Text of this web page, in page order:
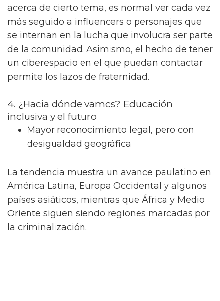
acerca de cierto tema, es normal ver cada vez
más seguido a influencers o personajes que
se internan en la lucha que involucra ser parte
de la comunidad. Asimismo, el hecho de tener
un ciberespacio en el que puedan contactar
permite los lazos de fraternidad.
4. ¿Hacia dónde vamos? Educación
inclusiva y el futuro
Mayor reconocimiento legal, pero con
desigualdad geográfica
La tendencia muestra un avance paulatino en
América Latina, Europa Occidental y algunos
países asiáticos, mientras que África y Medio
Oriente siguen siendo regiones marcadas por
la criminalización.